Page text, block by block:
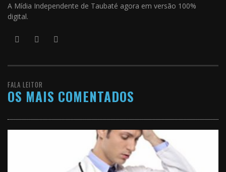
A Mídia Independente de Taubaté agora em versão 100%
digital.
FALA LEITOR
OS MAIS COMENTADOS